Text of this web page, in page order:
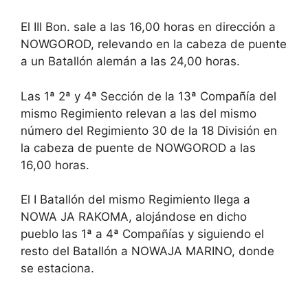
El III Bon. sale a las 16,00 horas en dirección a
NOWGOROD, relevando en la cabeza de puente
a un Batallón alemán a las 24,00 horas.
Las 1ª 2ª y 4ª Sección de la 13ª Compañía del
mismo Regimiento relevan a las del mismo
número del Regimiento 30 de la 18 División en
la cabeza de puente de NOWGOROD a las
16,00 horas.
El I Batallón del mismo Regimiento llega a
NOWA JA RAKOMA, alojándose en dicho
pueblo las 1ª a 4ª Compañías y siguiendo el
resto del Batallón a NOWAJA MARINO, donde
se estaciona.